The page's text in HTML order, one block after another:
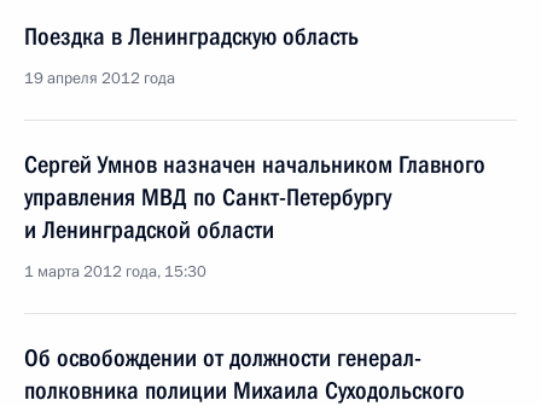
Поездка в Ленинградскую область
19 апреля 2012 года
Сергей Умнов назначен начальником Главного
управления МВД по Санкт-Петербургу
и Ленинградской области
1 марта 2012 года, 15:30
Об освобождении от должности генерал-
полковника полиции Михаила Суходольского